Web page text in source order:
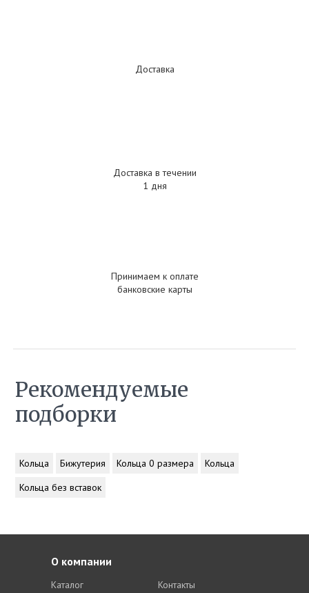
Доставка
Доставка в течении
1 дня
Принимаем к оплате
банковские карты
Рекомендуемые
подборки
Кольца Бижутерия Кольца 0 размера
Кольца
Кольца без вставок
О компании
Каталог
Контакты